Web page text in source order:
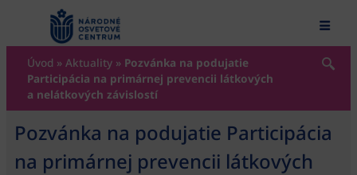
content
Úvod » Aktuality » Pozvánka na podujatie
Participácia na primárnej prevencii látkových
a nelátkových závislostí
Pozvánka na podujatie Participácia
na primárnej prevencii látkových